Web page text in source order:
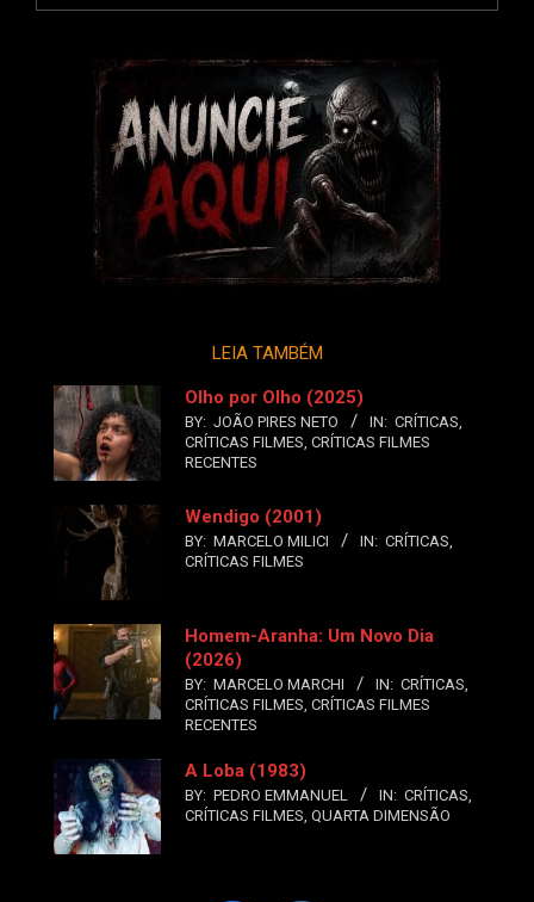
LEIA TAMBÉM
Olho por Olho (2025)
BY: JOÃO PIRES NETO IN: CRÍTICAS,
CRÍTICAS FILMES, CRÍTICAS FILMES
RECENTES
Wendigo (2001)
BY: MARCELO MILICI IN: CRÍTICAS,
CRÍTICAS FILMES
Homem-Aranha: Um Novo Dia
(2026)
BY: MARCELO MARCHI IN: CRÍTICAS,
CRÍTICAS FILMES, CRÍTICAS FILMES
RECENTES
A Loba (1983)
BY: PEDRO EMMANUEL IN: CRÍTICAS,
CRÍTICAS FILMES, QUARTA DIMENSÃO